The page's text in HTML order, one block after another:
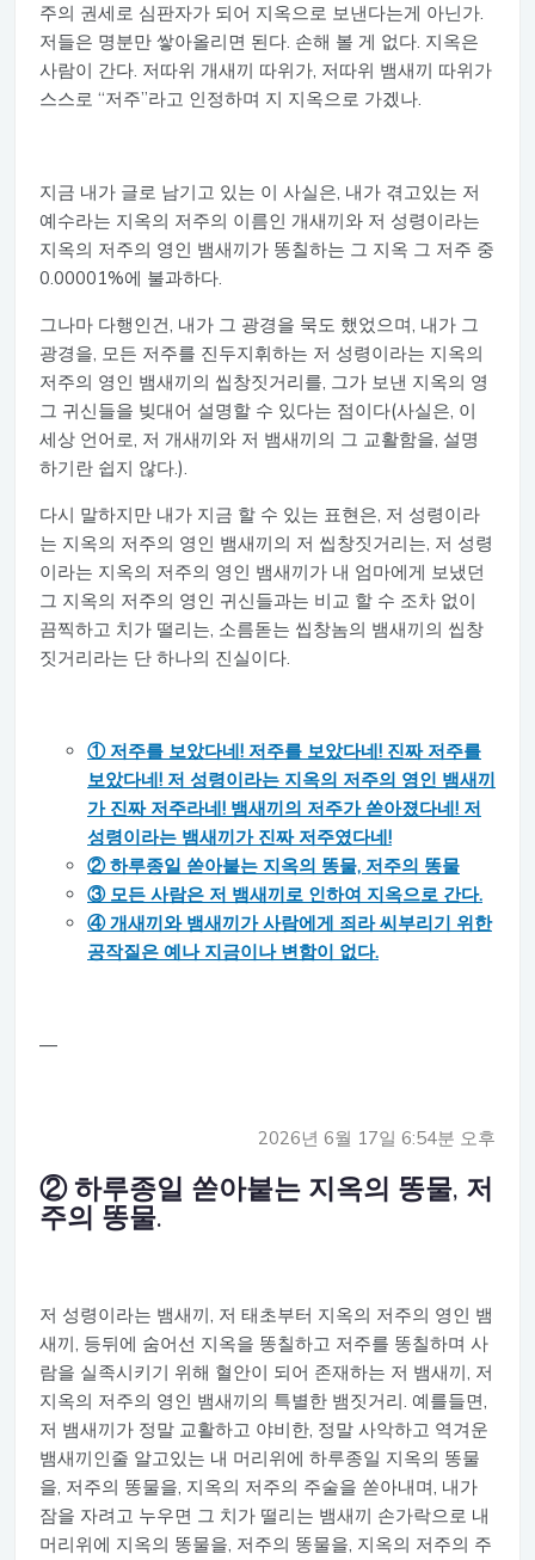
주의 권세로 심판자가 되어 지옥으로 보낸다는게 아닌가.
저들은 명분만 쌓아올리면 된다. 손해 볼 게 없다. 지옥은
사람이 간다. 저따위 개새끼 따위가, 저따위 뱀새끼 따위가
스스로 “저주”라고 인정하며 지 지옥으로 가겠나.
지금 내가 글로 남기고 있는 이 사실은, 내가 겪고있는 저
예수라는 지옥의 저주의 이름인 개새끼와 저 성령이라는
지옥의 저주의 영인 뱀새끼가 똥칠하는 그 지옥 그 저주 중
0.00001%에 불과하다.
그나마 다행인건, 내가 그 광경을 묵도 했었으며, 내가 그
광경을, 모든 저주를 진두지휘하는 저 성령이라는 지옥의
저주의 영인 뱀새끼의 씹창짓거리를, 그가 보낸 지옥의 영
그 귀신들을 빚대어 설명할 수 있다는 점이다(사실은, 이
세상 언어로, 저 개새끼와 저 뱀새끼의 그 교활함을, 설명
하기란 쉽지 않다.).
다시 말하지만 내가 지금 할 수 있는 표현은, 저 성령이라
는 지옥의 저주의 영인 뱀새끼의 저 씹창짓거리는, 저 성령
이라는 지옥의 저주의 영인 뱀새끼가 내 엄마에게 보냈던
그 지옥의 저주의 영인 귀신들과는 비교 할 수 조차 없이
끔찍하고 치가 떨리는, 소름돋는 씹창놈의 뱀새끼의 씹창
짓거리라는 단 하나의 진실이다.
① 저주를 보았다네! 저주를 보았다네! 진짜 저주를
보았다네! 저 성령이라는 지옥의 저주의 영인 뱀새끼
가 진짜 저주라네! 뱀새끼의 저주가 쏟아졌다네! 저
성령이라는 뱀새끼가 진짜 저주였다네!
② 하루종일 쏟아붙는 지옥의 똥물, 저주의 똥물
③ 모든 사람은 저 뱀새끼로 인하여 지옥으로 간다.
④ 개새끼와 뱀새끼가 사람에게 죄라 씨부리기 위한
공작질은 예나 지금이나 변함이 없다.
—
2026년 6월 17일 6:54분 오후
② 하루종일 쏟아붙는 지옥의 똥물, 저
주의 똥물.
저 성령이라는 뱀새끼, 저 태초부터 지옥의 저주의 영인 뱀
새끼, 등뒤에 숨어선 지옥을 똥칠하고 저주를 똥칠하며 사
람을 실족시키기 위해 혈안이 되어 존재하는 저 뱀새끼, 저
지옥의 저주의 영인 뱀새끼의 특별한 뱀짓거리. 예를들면,
저 뱀새끼가 정말 교활하고 야비한, 정말 사악하고 역겨운
뱀새끼인줄 알고있는 내 머리위에 하루종일 지옥의 똥물
을, 저주의 똥물을, 지옥의 저주의 주술을 쏟아내며, 내가
잠을 자려고 누우면 그 치가 떨리는 뱀새끼 손가락으로 내
머리위에 지옥의 똥물을, 저주의 똥물을, 지옥의 저주의 주